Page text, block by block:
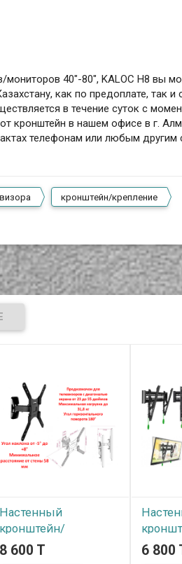
мониторов 40"-80", KALOC H8 вы
как по предоплате, так
в течение суток с
кронштейн в нашем офисе в г.
телефонам или любым другим
кронштейн/крепление
Настенный
кронштейн/
крепление для
8 600 T 6 800